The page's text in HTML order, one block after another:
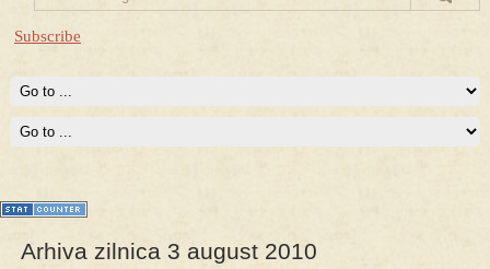
Subscribe
Prima mea carte publicata (Nemira)
Averea Presedintelui: prima lucrare despre controversatele
conturi secrete ale Securitatii.
Arhiva zilnica 3 august 2010